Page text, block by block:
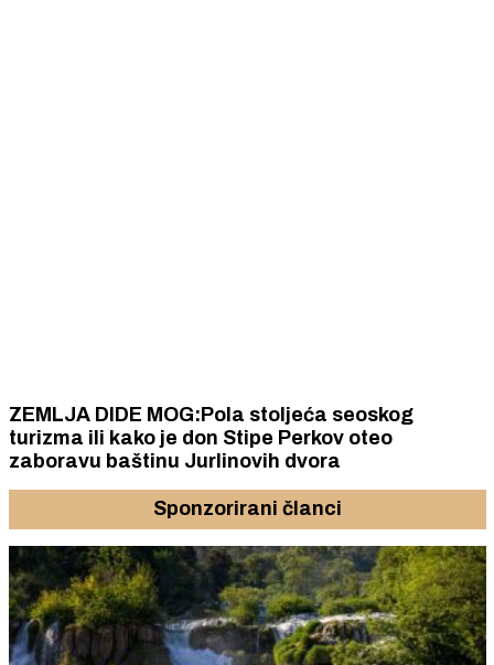
ZEMLJA DIDE MOG:Pola stoljeća seoskog
turizma ili kako je don Stipe Perkov oteo
zaboravu baštinu Jurlinovih dvora
Sponzorirani članci